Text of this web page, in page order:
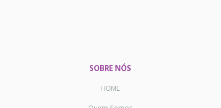
SOBRE NÓS
HOME